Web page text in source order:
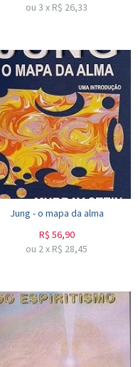
ou 3 x R$ 26,33
Jung - o mapa da alma
R$ 56,90
ou 2x R$ 28,45